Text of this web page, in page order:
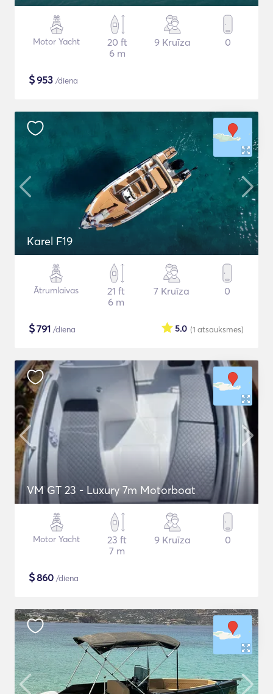
Motor Yacht
20 ft
6 m
9 Kruīza 0
$953 /diena
Karel F19
Ātrumlaivas
21 ft
6 m
7 Kruīza 0
$791 /diena (1 atsauksmes)
5.0
VM GT 23 - Luxury 7m Motorboat
Motor Yacht
23 ft
7 m
9 Kruīza 0
$860 /diena